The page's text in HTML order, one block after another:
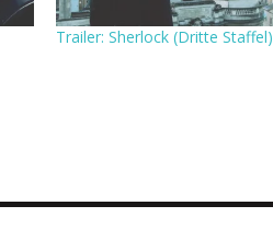
Trailer: Sherlock (Dritte Staffel)